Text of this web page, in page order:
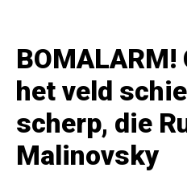
het veld
scherp, die
Malinovsky